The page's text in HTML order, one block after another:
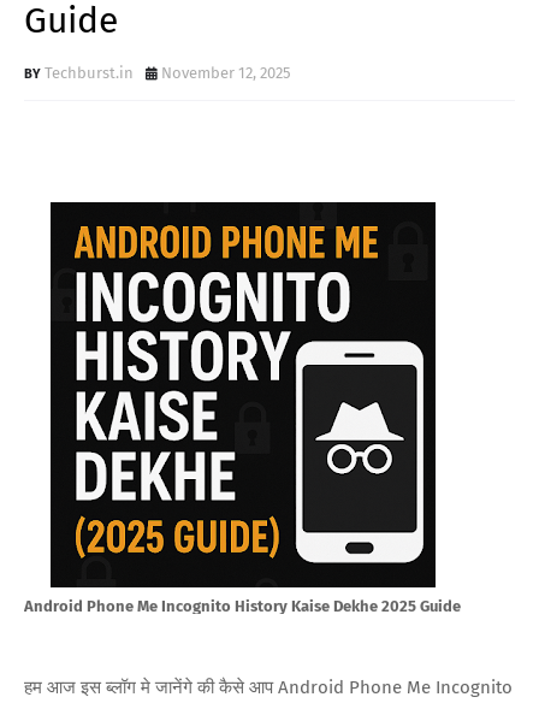
Guide
Techburst.in November 12, 2025
Android Phone Me Incognito History Kaise Dekhe 2025 Guide
हम आज इस ब्लॉग मे जानेंगे की कैसे आप Android Phone Me Incognito